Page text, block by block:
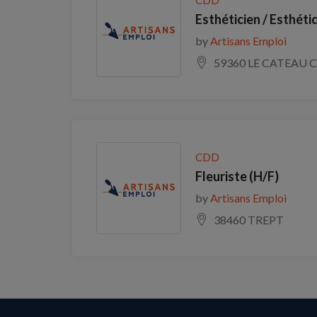
Esthéticien /
by Artisans Emploi
59360 LE CATEAU
CDD
Fleuriste (H/F)
by Artisans Emploi
38460 TREPT